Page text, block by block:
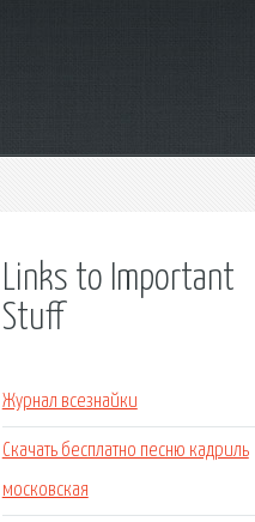
Links to Important
Stuff
Журнал всезнайки
Скачать бесплатно песню кадриль
московская